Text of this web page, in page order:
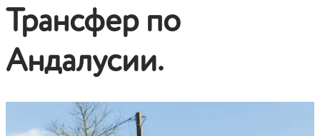
Трансфер по
Андалусии.